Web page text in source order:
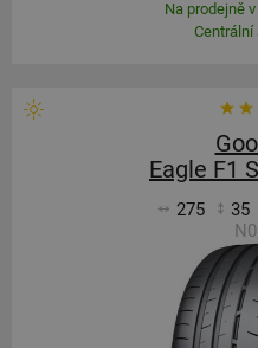
Na prodejně
Centrální
Eagle F1
275 35